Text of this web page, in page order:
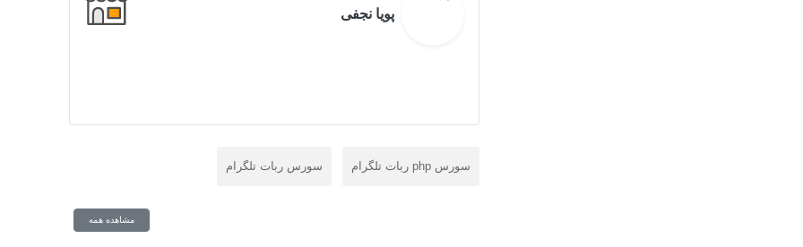
پویا نجفی
سورس php ربات تلگرام سورس ربات تلگرام
مشاهده همه